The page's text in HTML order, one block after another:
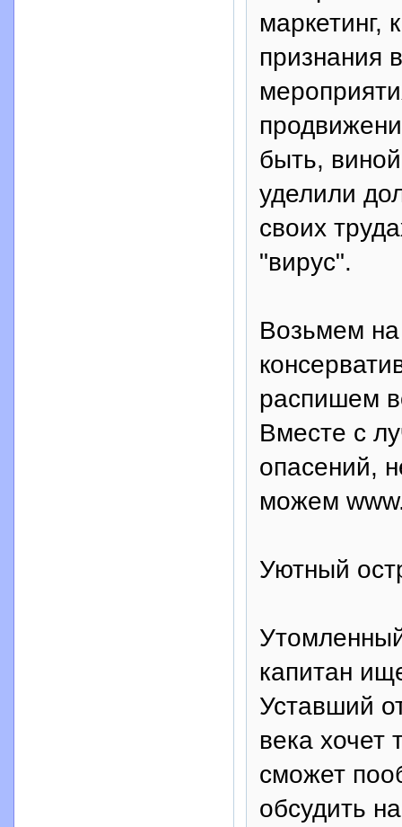
маркетинг,
признания
быть,
уделили
своих
"вирус".
Возьмем на
распишем
Вместе с
опасений,
можем
Уютный
капитан
Уставший
века хочет
сможет
обсудить